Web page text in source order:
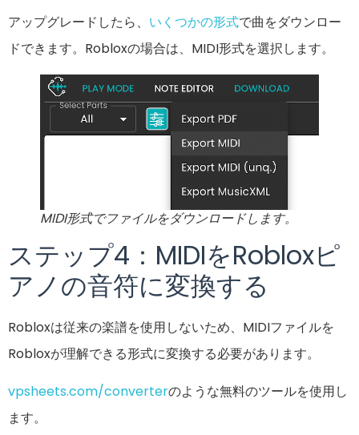
アップグレードしたら、 いくつかの形式で曲をダウンロー
ドできます。Robloxの場合は、MIDI形式を選択します。
MIDI形式でファイルをダウンロードします。
ステップ4：MIDIをRobloxピ
アノの音符に変換する
Robloxは従来の楽譜を使用しないため、MIDIファイルを
Robloxが理解できる形式に変換する必要があります。
vpsheets.com/converterのような無料のツールを使用し
ます。